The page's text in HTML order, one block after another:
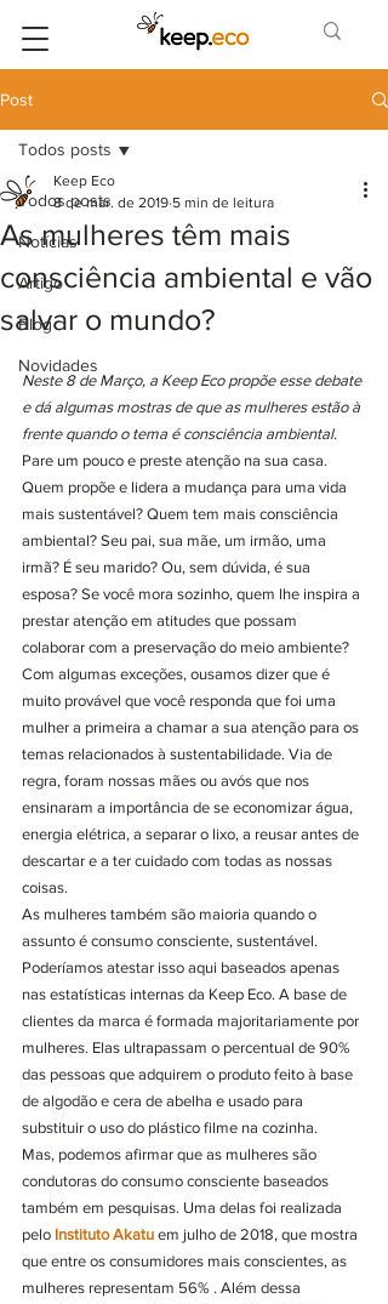
Post
Todos posts
Notícias
Artigo
Blog
Novidades
Todos posts
As mulheres têm mais
consciência ambiental e vão
salvar o mundo?
Keep Eco
8 de mar. de 2019 5 min de leitura
Neste 8 de Março, a Keep Eco propõe esse debate
e dá algumas mostras de que as mulheres estão à
frente quando o tema é consciência ambiental.
Pare um pouco e preste atenção na sua casa.
Quem propõe e lidera a mudança para uma vida
mais sustentável? Quem tem mais consciência
ambiental? Seu pai, sua mãe, um irmão, uma
irmã? É seu marido? Ou, sem dúvida, é sua
esposa? Se você mora sozinho, quem lhe inspira a
prestar atenção em atitudes que possam
colaborar com a preservação do meio ambiente?
Com algumas exceções, ousamos dizer que é
muito provável que você responda que foi uma
mulher a primeira a chamar a sua atenção para os
temas relacionados à sustentabilidade. Via de
regra, foram nossas mães ou avós que nos
ensinaram a importância de se economizar água,
energia elétrica, a separar o lixo, a reusar antes de
descartar e a ter cuidado com todas as nossas
coisas.
As mulheres também são maioria quando o
assunto é consumo consciente, sustentável.
Poderíamos atestar isso aqui baseados apenas
nas estatísticas internas da Keep Eco. A base de
clientes da marca é formada majoritariamente por
mulheres. Elas ultrapassam o percentual de 90%
das pessoas que adquirem o produto feito à base
de algodão e cera de abelha e usado para
substituir o uso do plástico filme na cozinha.
Mas, podemos afirmar que as mulheres são
condutoras do consumo consciente baseados
também em pesquisas. Uma delas foi realizada
pelo Instituto Akatu em julho de 2018, que mostra
que entre os consumidores mais conscientes, as
mulheres representam 56% . Além dessa